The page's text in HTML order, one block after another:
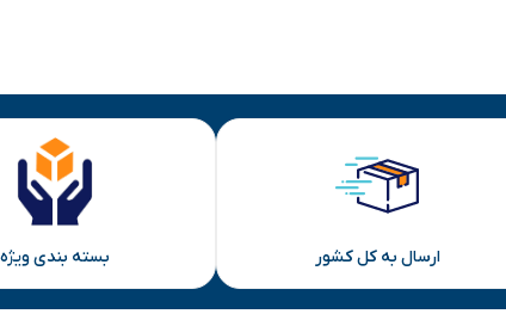
ارسال به کل کشور بسته بندی ویژه